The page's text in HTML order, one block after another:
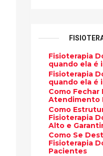
Fisioterapia
quando ela é
Fisioterapia
quando ela é
Como
Atendimento
Como
Fisioterapia
Alto e
Como Se
Fisioterapia
Pacientes